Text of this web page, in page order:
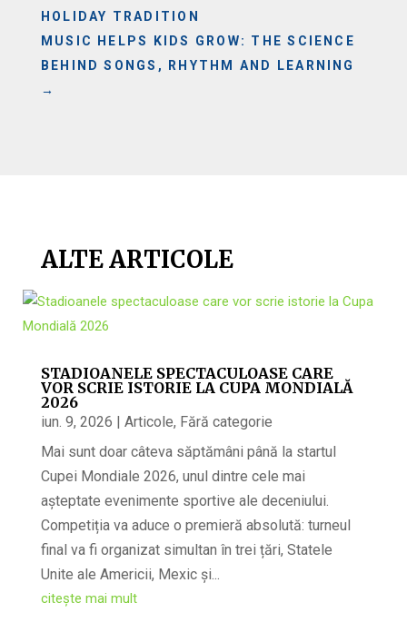
HOLIDAY TRADITION
MUSIC HELPS KIDS GROW: THE SCIENCE
BEHIND SONGS, RHYTHM AND LEARNING
→
ALTE ARTICOLE
STADIOANELE SPECTACULOASE CARE
VOR SCRIE ISTORIE LA CUPA MONDIALĂ
2026
iun. 9, 2026 | Articole, Fără categorie
Mai sunt doar câteva săptămâni până la startul
Cupei Mondiale 2026, unul dintre cele mai
așteptate evenimente sportive ale deceniului.
Competiția va aduce o premieră absolută: turneul
final va fi organizat simultan în trei țări, Statele
Unite ale Americii, Mexic și...
citește mai mult